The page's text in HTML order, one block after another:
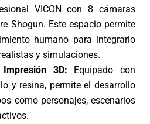
VICON con 8 cámaras
Shogun. Este espacio permite
humano para integrarlo
y simulaciones.
3D: Equipado con
y resina, permite el desarrollo
como personajes, escenarios